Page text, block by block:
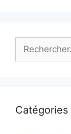
Rechercher :
Catégories